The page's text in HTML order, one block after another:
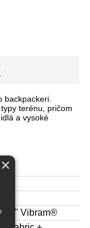
backpackeri.
terénu, pričom
a vysoké
Vibram®
×